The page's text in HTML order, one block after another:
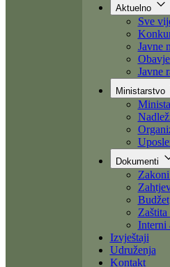
Aktuelno
Sve
Javne
Javne
Ministarstvo
Dokumenti
Budžet
Zaštita
Interni